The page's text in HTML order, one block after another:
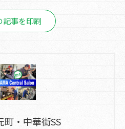
記事を印刷
町・中華街SS